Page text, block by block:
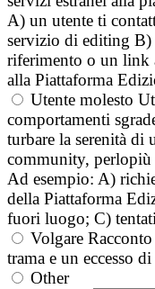
A) un utente ti
servizio di editing
riferimento o un link
alla Piattaforma
Utente molesto
comportamenti
turbare la serenità
community, perlopiù
Ad esempio: A)
della Piattaforma
fuori luogo; C)
Volgare
trama e un eccesso
Other